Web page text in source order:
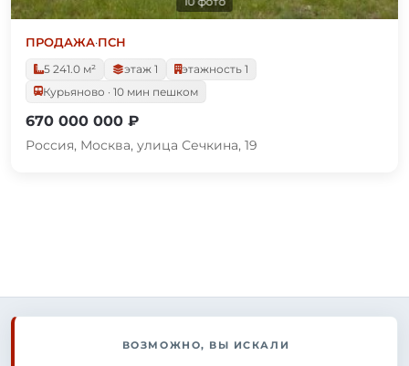
ПРОДАЖА·ПСН
5 241.0 м²
этаж 1
этажность 1
Курьяново · 10 мин пешком
670 000 000 ₽
Россия, Москва, улица Сечкина, 19
ВОЗМОЖНО, ВЫ ИСКАЛИ